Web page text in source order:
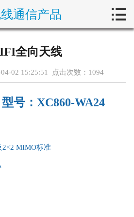
通信产品 
全向天线
02 15:25:51 点击次数： 1094
号：XC860-WA24
2×2 MIMO标准